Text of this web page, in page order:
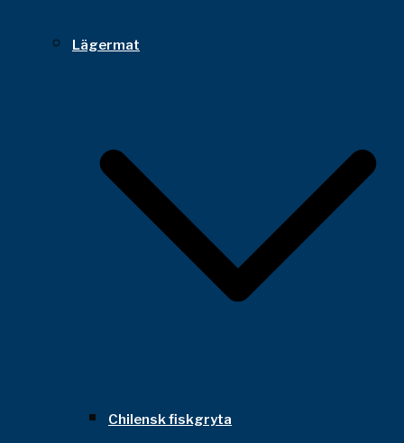
Lägermat
Chilensk fiskgryta